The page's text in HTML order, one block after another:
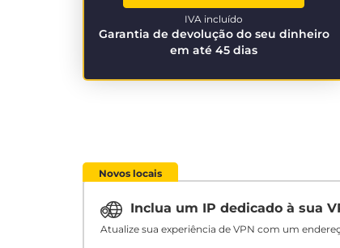
Garantia de devolução do seu dinheiro
em até 45 dias
IVA incluído
Novos locais
Inclua um IP dedicado à sua
Atualize sua experiência de VPN com um